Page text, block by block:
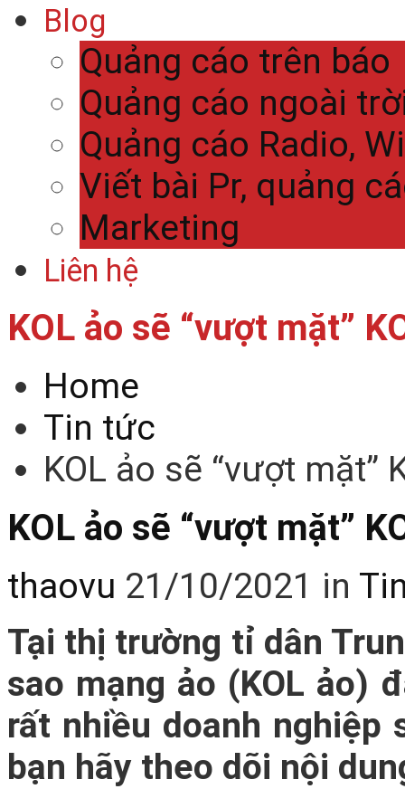
Blog
Quảng cáo trên báo
Quảng cáo ngoài
Quảng cáo Radio,
Viết bài Pr, quảng
Marketing
Liên hệ
KOL ảo sẽ “vượt mặt”
Home
Tin tức
KOL ảo sẽ “vượt
KOL ảo sẽ “vượt mặt”
thaovu 21/10/2021 in
Tại thị trường tỉ dân
sao mạng ảo (KOL ảo)
rất nhiều doanh nghiệp
bạn hãy theo dõi nội